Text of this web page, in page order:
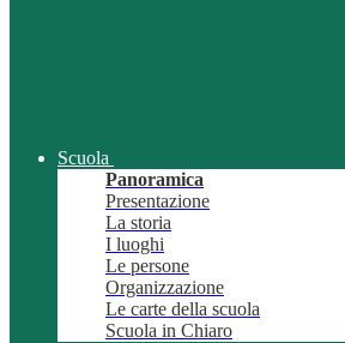
Scuola
Panoramica
Presentazione
La storia
I luoghi
Le persone
Organizzazione
Le carte della scuola
Scuola in Chiaro